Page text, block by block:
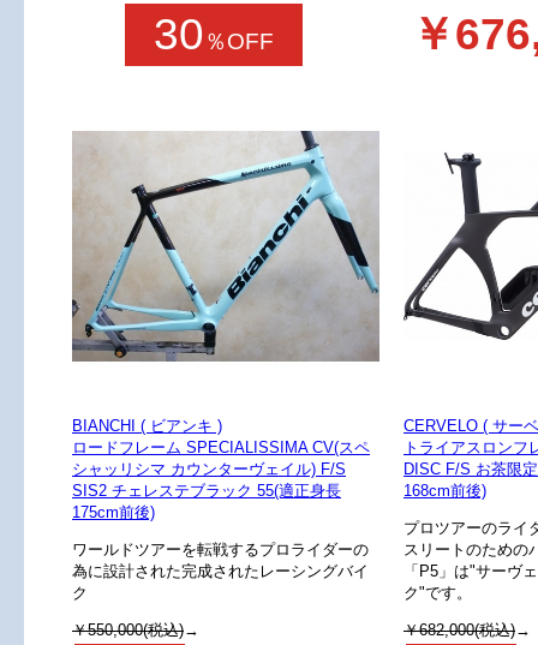
30 ％OFF ￥
BIANCHI ( ビアンキ )
ロードフレーム SPECIALISSIMA CV(スペ
シャッリシマ カウンターヴェイル) F/S
SIS2 チェレステブラック 55(適正身長
175cm前後)
ワールドツアーを転戦するプロライダーの
為に設計された完成されたレーシングバイ
ク
￥550,000(税込)→
CERVELO ( サー
トライアスロンフ
DISC F/S お茶限
168cm前後)
プロツアーのライ
スリートのための
「P5」は"サーヴ
ク"です。
￥682,000(税込)→